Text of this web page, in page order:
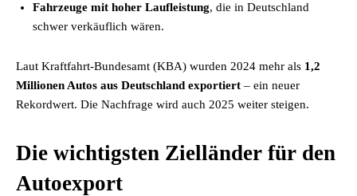
Fahrzeuge mit hoher Laufleistung, die in Deutschland
schwer verkäuflich wären.
Laut Kraftfahrt-Bundesamt (KBA) wurden 2024 mehr als 1,2
Millionen Autos aus Deutschland exportiert – ein neuer
Rekordwert. Die Nachfrage wird auch 2025 weiter steigen.
Die wichtigsten Zielländer für den
Autoexport